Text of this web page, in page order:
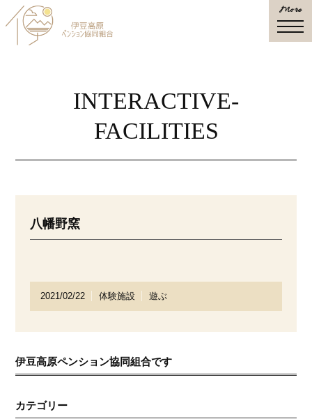
More
INTERACTIVE-
FACILITIES
八幡野窯
2021/02/22 体験施設 遊ぶ
伊豆高原ペンション協同組合です
カテゴリー